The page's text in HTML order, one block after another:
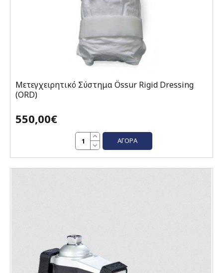
Μετεγχειρητικό Σύστημα Össur Rigid Dressing
(ORD)
550,00€
ΑΓΟΡΆ